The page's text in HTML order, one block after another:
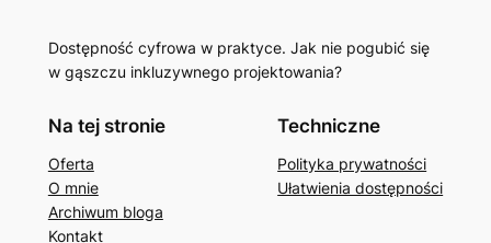
Dostępność cyfrowa w praktyce. Jak nie pogubić się
w gąszczu inkluzywnego projektowania?
Na tej stronie
Oferta
O mnie
Archiwum bloga
Kontakt
Techniczne
Polityka prywatności
Ułatwienia dostępności